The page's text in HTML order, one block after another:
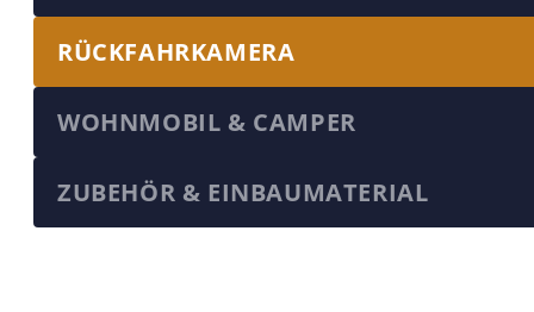
RÜCKFAHRKAMERA
WOHNMOBIL & CAMPER
ZUBEHÖR & EINBAUMATERIAL